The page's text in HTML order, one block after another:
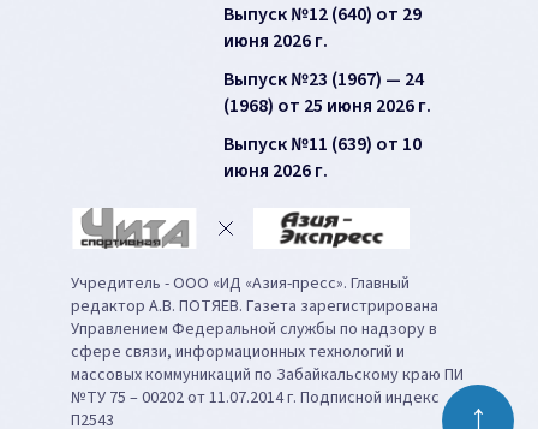
Выпуск №12 (640) от 29
июня 2026 г.
Выпуск №23 (1967) — 24
(1968) от 25 июня 2026 г.
Выпуск №11 (639) от 10
июня 2026 г.
Учредитель - ООО «ИД «Азия-пресс». Главный
редактор А.В. ПОТЯЕВ. Газета зарегистрирована
Управлением Федеральной службы по надзору в
сфере связи, информационных технологий и
массовых коммуникаций по Забайкальскому краю ПИ
№ТУ 75 – 00202 от 11.07.2014 г. Подписной индекс
П2543